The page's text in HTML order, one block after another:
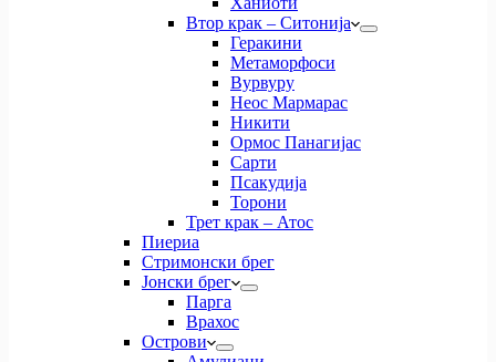
Втор крак – Ситонија
Геракини
Метаморфоси
Вурвуру
Неос Мармарас
Никити
Ормос Панагијас
Сарти
Псакудија
Торони
Трет крак – Атос
Пиериа
Стримонски брег
Јонски брег
Парга
Врахос
Острови